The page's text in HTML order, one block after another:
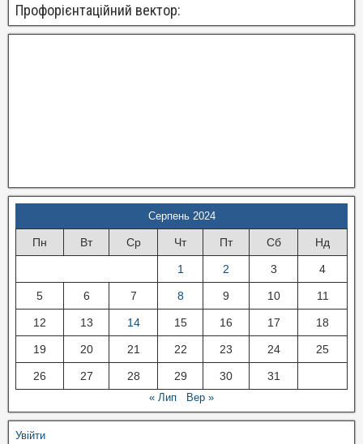
Профорієнтаційний вектор:
Серпень 2024
Пн Вт Ср Чт Пт Сб Нд
1 2 3 4
5 6 7 8 9 10 11
12 13 14 15 16 17 18
19 20 21 22 23 24 25
26 27 28 29 30 31
« Лип Вер »
Увійти